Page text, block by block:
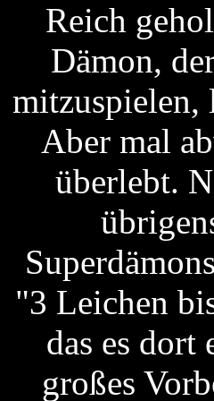
Reich
Dämon,
mitzuspielen,
Aber mal
überlebt.
"3 Leichen
das es
großes